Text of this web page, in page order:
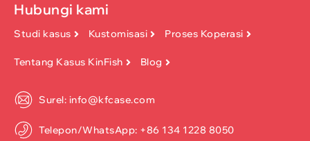
Hubungi kami
Studi kasus Kustomisasi Proses Koperasi
Tentang Kasus KinFish Blog
Surel: info@kfcase.com
Telepon/WhatsApp: +86 134 1228 8050